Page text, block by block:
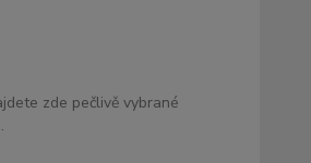
zde pečlivě vybrané